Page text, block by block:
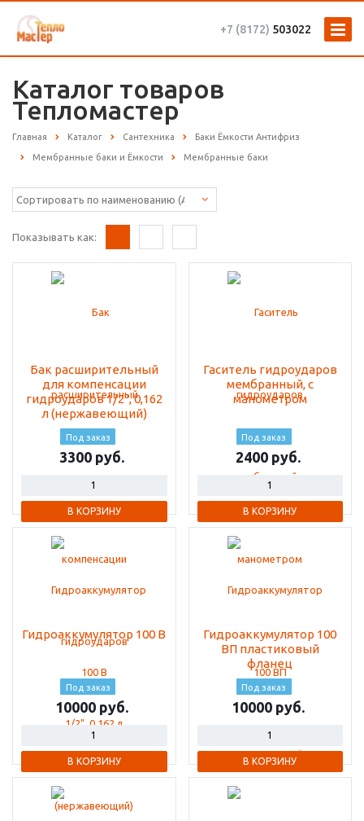
+7 (8172) 503022
Каталог товаров
Тепломастер
Главная Каталог Сантехника Баки Ёмкости Антифриз
Мембранные баки и Ёмкости Мембранные баки
Показывать как:
Бак расширительный
для компенсации
гидроударов 1/2", 0,162
л (нержавеющий)
Под заказ
3300
В КОРЗИНУ
Гаситель гидроударов
мембранный, с
манометром
Под заказ
2400
В КОРЗИНУ
Гидроаккумулятор 100 В
Под заказ
10000
В КОРЗИНУ
Гидроаккумулятор 100
ВП пластиковый
фланец
Под заказ
10000
В КОРЗИНУ